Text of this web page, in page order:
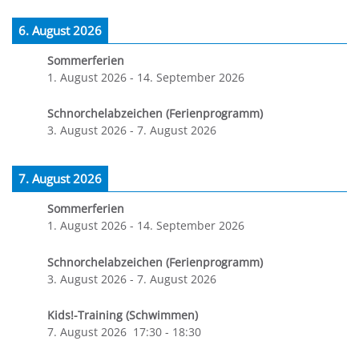
6. August 2026
Sommerferien
1. August 2026 - 14. September 2026
Schnorchelabzeichen (Ferienprogramm)
3. August 2026 - 7. August 2026
7. August 2026
Sommerferien
1. August 2026 - 14. September 2026
Schnorchelabzeichen (Ferienprogramm)
3. August 2026 - 7. August 2026
Kids!-Training (Schwimmen)
7. August 2026 17:30 - 18:30